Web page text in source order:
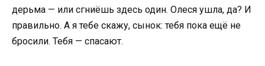
дерьма — или сгниёшь здесь один. Олеся ушла, да? И
правильно. А я тебе скажу, сынок: тебя пока ещё не
бросили. Тебя — спасают.